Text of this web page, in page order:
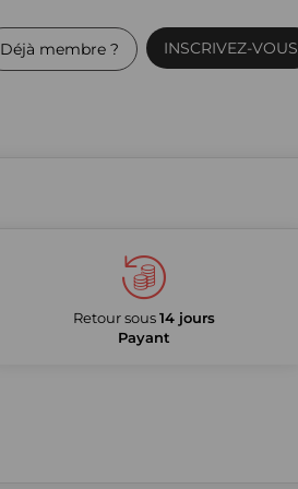
INSCRIVEZ-VOUS
Déjà membre ?
Retour sous14 jours
Payant